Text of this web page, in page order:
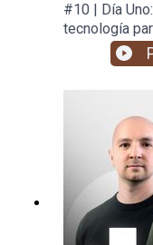
#10 | Día
tecnología
y en tu vida.